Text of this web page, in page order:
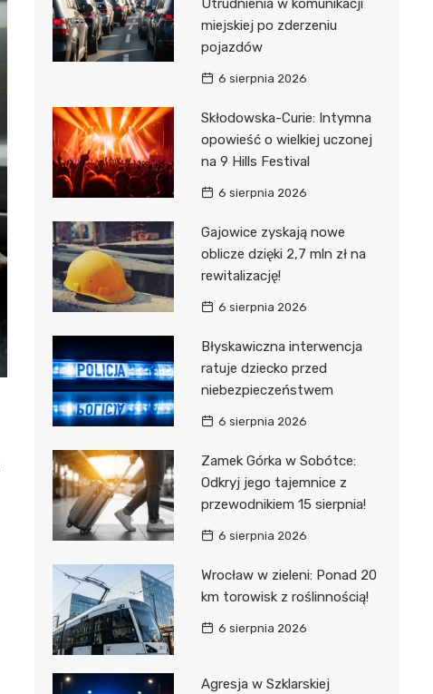
Utrudnienia w komunikacji
miejskiej po zderzeniu
pojazdów
6 sierpnia 2026
Skłodowska-Curie: Intymna
opowieść o wielkiej uczonej
na 9 Hills Festival
6 sierpnia 2026
Gajowice zyskają nowe
oblicze dzięki 2,7 mln zł na
rewitalizację!
6 sierpnia 2026
Błyskawiczna interwencja
ratuje dziecko przed
niebezpieczeństwem
6 sierpnia 2026
Zamek Górka w Sobótce:
Odkryj jego tajemnice z
przewodnikiem 15 sierpnia!
6 sierpnia 2026
Wrocław w zieleni: Ponad 20
km torowisk z roślinnością!
6 sierpnia 2026
Agresja w Szklarskiej